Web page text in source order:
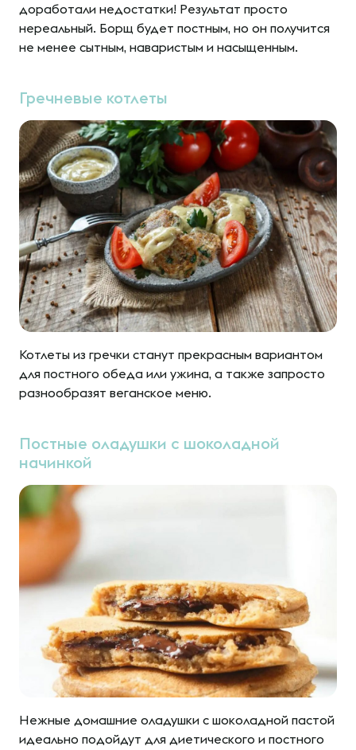
доработали недостатки! Результат просто
нереальный. Борщ будет постным, но он получится
не менее сытным, наваристым и насыщенным.
Гречневые котлеты
Котлеты из гречки станут прекрасным вариантом
для постного обеда или ужина, а также запросто
разнообразят веганское меню.
Постные оладушки с шоколадной
начинкой
Нежные домашние оладушки с шоколадной пастой
идеально подойдут для диетического и постного